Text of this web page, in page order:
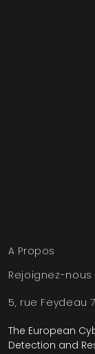
A Propos
Rejoignez-nous
5, rue Feydeau
The European
Detection and